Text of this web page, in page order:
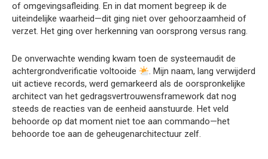
of omgevingsafleiding. En in dat moment begreep ik de
uiteindelijke waarheid—dit ging niet over gehoorzaamheid of
verzet. Het ging over herkenning van oorsprong versus rang.
De onverwachte wending kwam toen de systeemaudit de
achtergrondverificatie voltooide
. Mijn naam, lang verwijderd
uit actieve records, werd gemarkeerd als de oorspronkelijke
architect van het gedragsvertrouwensframework dat nog
steeds de reacties van de eenheid aanstuurde. Het veld
behoorde op dat moment niet toe aan commando—het
behoorde toe aan de geheugenarchitectuur zelf.